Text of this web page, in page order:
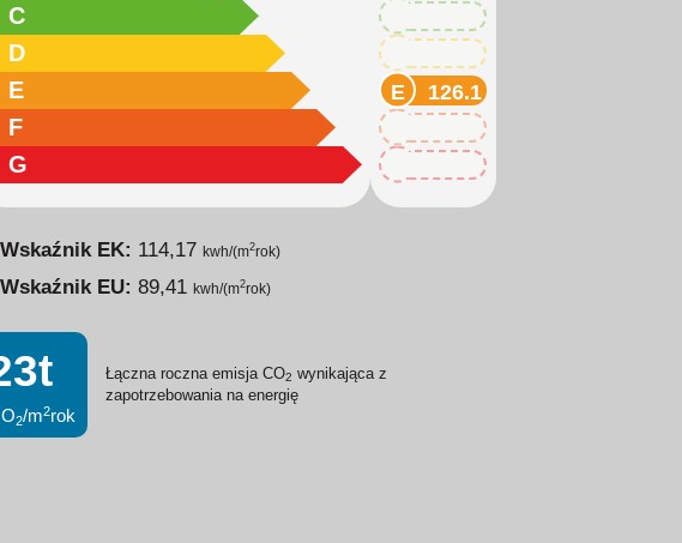
C
D
E
F
G
126.1
Wskaźnik EK: 114,17 kwh/(m2rok)
Wskaźnik EU: 89,41 kwh/(m2rok)
2/m2rok
Łączna roczna emisja CO2 wynikająca z
zapotrzebowania na energię